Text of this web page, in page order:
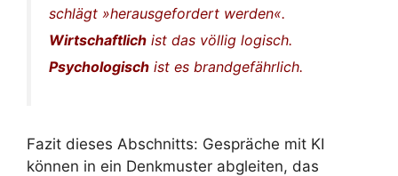
schlägt »herausgefordert werden«.
Wirtschaftlich ist das völlig logisch.
Psychologisch ist es brandgefährlich.
Fazit dieses Abschnitts: Gespräche mit KI
können in ein Denkmuster abgleiten, das